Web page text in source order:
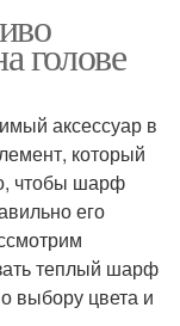
голове
аксессуар в
который
чтобы шарф
его
теплый шарф
выбору цвета и